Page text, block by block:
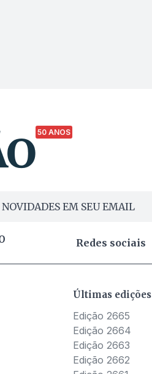
50 ANOS
NOVIDADES EM SEU EMAIL
Redes sociais
Últimas edições
Edição 2665
Edição 2664
Edição 2663
Edição 2662